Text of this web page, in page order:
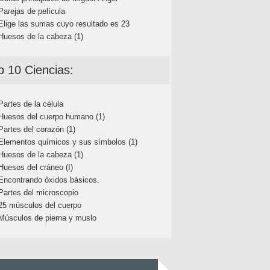
de película
las sumas cuyo resultado es 23
de la cabeza (1)
10 Ciencias:
de la célula
del cuerpo humano (1)
del corazón (1)
químicos y sus símbolos (1)
de la cabeza (1)
del cráneo (I)
óxidos básicos.
del microscopio
músculos del cuerpo
de pierna y muslo